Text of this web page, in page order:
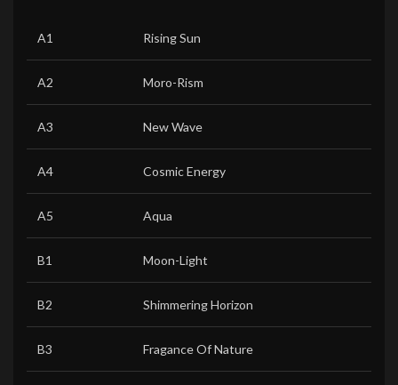
A1 Rising Sun
A2 Moro-Rism
A3 New Wave
A4 Cosmic Energy
A5 Aqua
B1 Moon-Light
B2 Shimmering Horizon
B3 Fragance Of Nature